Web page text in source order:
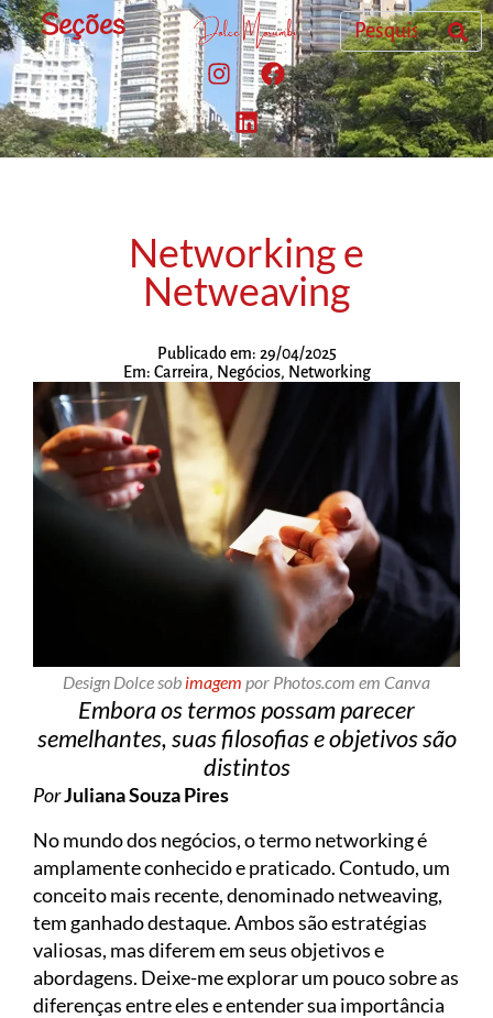
Seções
Networking e
Netweaving
Publicado em: 29/04/2025
Em: Carreira, Negócios, Networking
Design Dolce sob imagem por Photos.com em Canva
Embora os termos possam parecer
semelhantes, suas filosofias e objetivos são
distintos
PorJuliana Souza Pires
No mundo dos negócios, o termo networking é
amplamente conhecido e praticado. Contudo, um
conceito mais recente, denominado netweaving,
tem ganhado destaque. Ambos são estratégias
valiosas, mas diferem em seus objetivos e
abordagens. Deixe-me explorar um pouco sobre as
diferenças entre eles e entender sua importância